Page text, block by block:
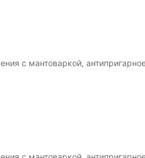
с мантоваркой,